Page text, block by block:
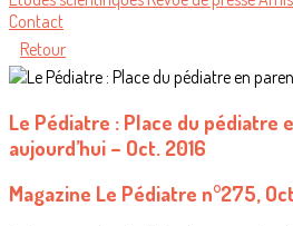
Contact
Retour
Le Pédiatre : Place du pédiatre
aujourd’hui – Oct. 2016
Magazine Le Pédiatre n°275,